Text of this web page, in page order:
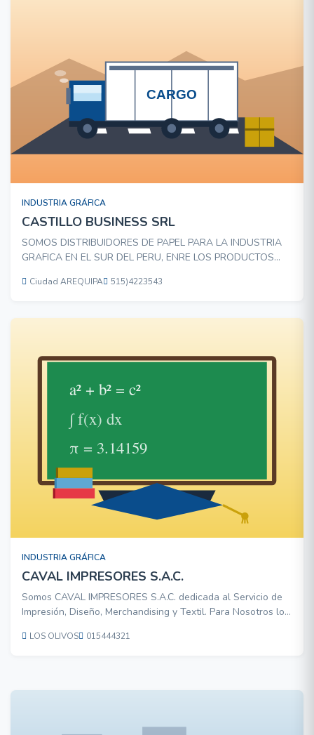
INDUSTRIA GRÁFICA
CASTILLO BUSINESS SRL
SOMOS DISTRIBUIDORES DE PAPEL PARA LA INDUSTRIA
GRAFICA EN EL SUR DEL PERU, ENRE LOS PRODUCTOS
AUTOCOPIATIVO,ADHESIVOS,COUCHE,FOLCOTE, DUPLEX
Ciudad AREQUIPA 515)4223543
INDUSTRIA GRÁFICA
CAVAL IMPRESORES S.A.C.
Somos CAVAL IMPRESORES S.A.C. dedicada al Servicio de
Impresión, Diseño, Merchandising y Textil. Para Nosotros lo
papelería impresa así como otros servicios de publicidad y
LOS OLIVOS 015444321